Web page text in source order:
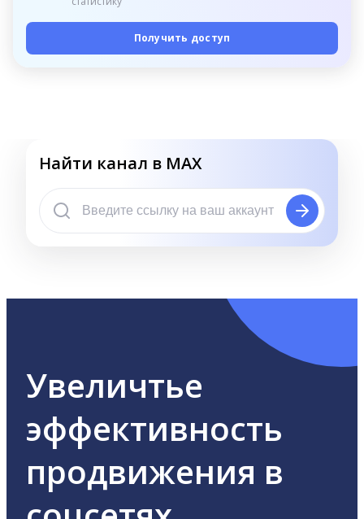
Получить доступ
Найти канал в MAX
Увеличтье
эффективность
продвижения в